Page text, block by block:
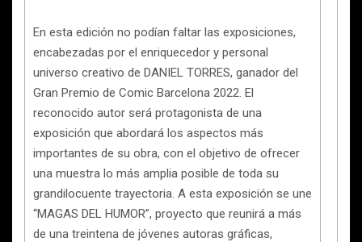
En esta edición no podían faltar las exposiciones,
encabezadas por el enriquecedor y personal
universo creativo de DANIEL TORRES, ganador del
Gran Premio de Comic Barcelona 2022. El
reconocido autor será protagonista de una
exposición que abordará los aspectos más
importantes de su obra, con el objetivo de ofrecer
una muestra lo más amplia posible de toda su
grandilocuente trayectoria. A esta exposición se une
“MAGAS DEL HUMOR”, proyecto que reunirá a más
de una treintena de jóvenes autoras gráficas,